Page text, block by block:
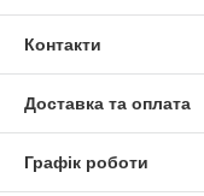
Контакти
Доставка та оплата
Графік роботи